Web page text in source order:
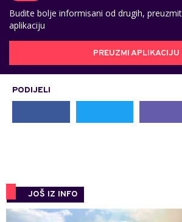
Budite bolje informisani od drugih,
aplikaciju
PREUZMI APLIKACIJU
PODIJELI
JOŠ IZ INFO